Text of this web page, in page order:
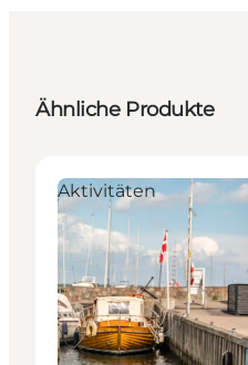
Ähnliche Produkte
Aktivitäten